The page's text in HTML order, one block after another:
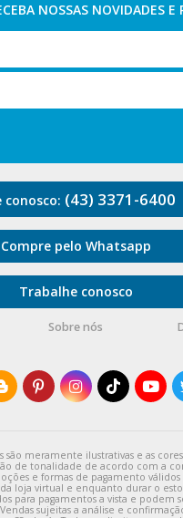
NOSSAS NOVIDADES E
conosco: (43) 3371-6400
Compre pelo Whatsapp
Trabalhe conosco
Sobre nós
são meramente ilustrativas e as
de tonalidade de acordo com a
e formas de pagamento
loja virtual e enquanto durar o
para pagamentos a vista e podem
sujeitas a análise e